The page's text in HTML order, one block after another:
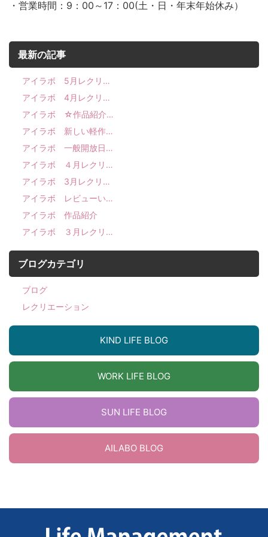
・営業時間：9：00～17：00(土・日・年末年始休み）
最新の記事
アイラボ 5月レクリ…
アイラボ 4月レクリ…
アイラボ ☆作品紹介…
アイラボ 新しい軽作…
アイラボ 一般開放日…
アイラボ ４月レクリ…
アイラボ 3月レクリ…
アイラボ レビューい…
アイラボ 作品紹介
アイラボ ３月レクリ…
ブログカテゴリ
ブログ
レクリエーション
KIND LIFE BLOG
WORK LIFE BLOG
SUN LIFE BLOG
AILABO BLOG